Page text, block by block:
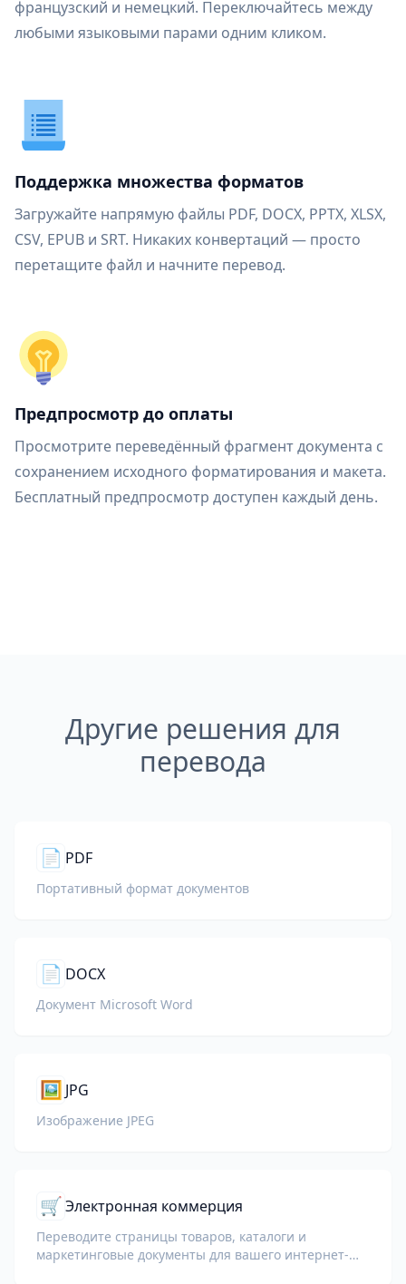
французский и немецкий. Переключайтесь между
любыми языковыми парами одним кликом.
Поддержка множества форматов
Загружайте напрямую файлы PDF, DOCX, PPTX, XLSX,
CSV, EPUB и SRT. Никаких конвертаций — просто
перетащите файл и начните перевод.
Предпросмотр до оплаты
Просмотрите переведённый фрагмент документа с
сохранением исходного форматирования и макета.
Бесплатный предпросмотр доступен каждый день.
Другие решения для
перевода
📄 PDF
Портативный формат документов
📄 DOCX
Документ Microsoft Word
🖼️ JPG
Изображение JPEG
🛒Электронная коммерция
Переводите страницы товаров, каталоги и
маркетинговые документы для вашего интернет-